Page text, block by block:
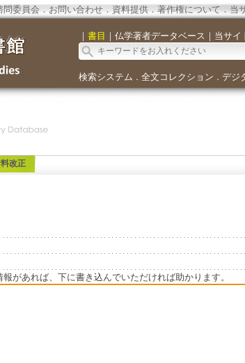
問委員会． お問い合わせ． 資料提供．著作権について．当
｜ 書目 ｜ 仏学著者データベース ｜ 当サイ
検索システム ． 全文コレクション ． デジ
改正
があれば、下に書き込んでいただければ助かります。